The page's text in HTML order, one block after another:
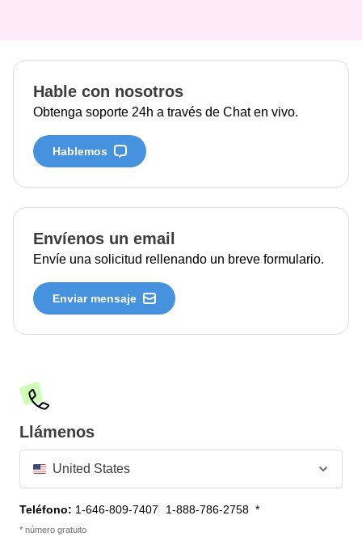
Hable con nosotros
Obtenga soporte 24h a través de Chat en vivo.
Hablemos
Envíenos un email
Envíe una solicitud rellenando un breve formulario.
Enviar mensaje
Llámenos
United States
Teléfono: 1-646-809-7407 1-888-786-2758
* número gratuito